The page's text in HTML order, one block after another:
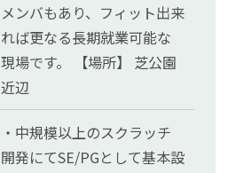
メンバもあり、フィット出来
れば更なる長期就業可能な
現場です。 【場所】 芝公園
近辺
・中規模以上のスクラッチ
開発にてSE/PGとして基本設